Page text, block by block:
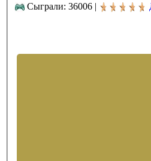
Сыграли: 36006 |